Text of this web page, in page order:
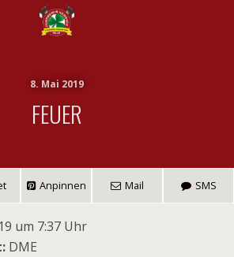
8. Mai 2019
FEUER
Anpinnen Mail SMS
um 7:37 Uhr
DME